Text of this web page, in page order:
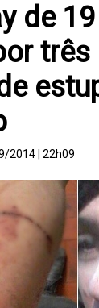
de
três
2014 | 22h09